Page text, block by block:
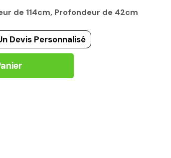
de 114cm, Profondeur de 42cm
Devis Personnalisé